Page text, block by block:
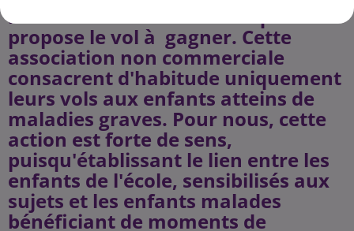
l'association CHU là -haut qui
propose le vol à gagner. Cette
association non commerciale
consacrent d'habitude uniquement
leurs vols aux enfants atteins de
maladies graves. Pour nous, cette
action est forte de sens,
puisqu'établissant le lien entre les
enfants de l'école, sensibilisés aux
sujets et les enfants malades
bénéficiant de moments de